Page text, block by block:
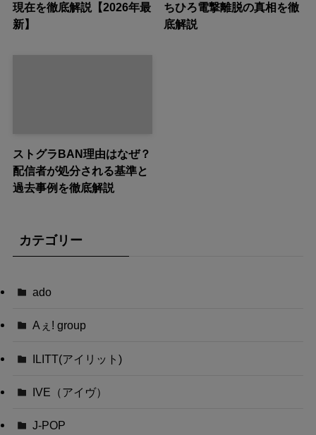
現在を徹底解説【2026年最
新】
ちひろ電撃離脱の真相を徹
底解説
ストグラBAN理由はなぜ？
配信者が処分される基準と
過去事例を徹底解説
カテゴリー
ado
Aぇ! group
ILITT(アイリット)
IVE（アイヴ）
J-POP